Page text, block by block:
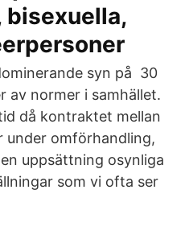
bisexuella,
syn på 30
av normer i samhället.
då kontraktet mellan
under omförhandling,
uppsättning osynliga
som vi ofta ser